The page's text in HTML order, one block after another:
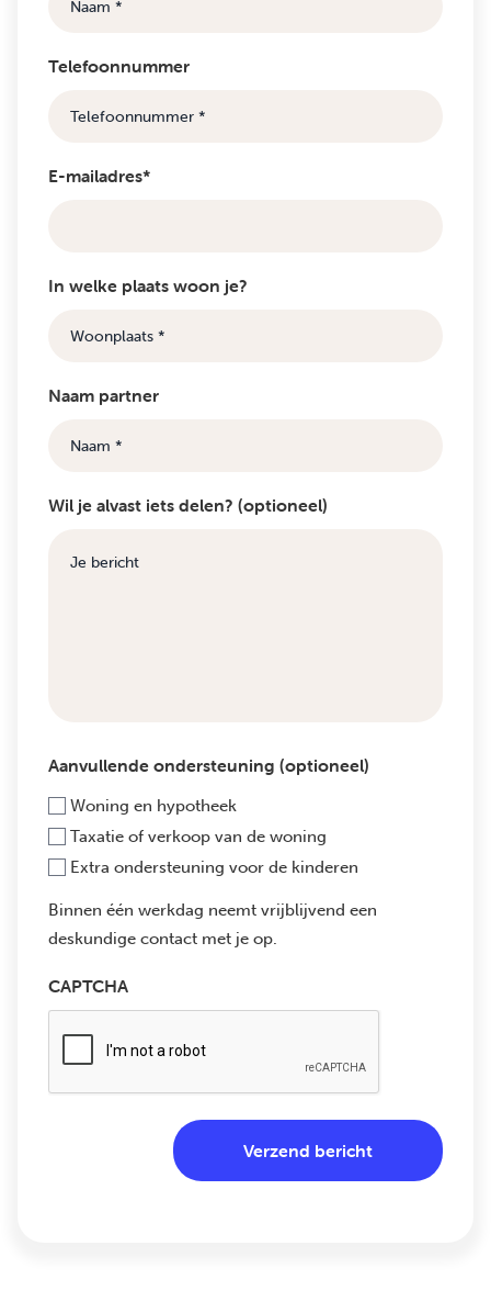
Telefoonnummer
E-mailadres*
In welke plaats woon je?
Naam partner
Wil je alvast iets delen? (optioneel)
Aanvullende ondersteuning (optioneel)
Woning en hypotheek
Taxatie of verkoop van de woning
Extra ondersteuning voor de kinderen
Binnen één werkdag neemt vrijblijvend een
deskundige contact met je op.
CAPTCHA